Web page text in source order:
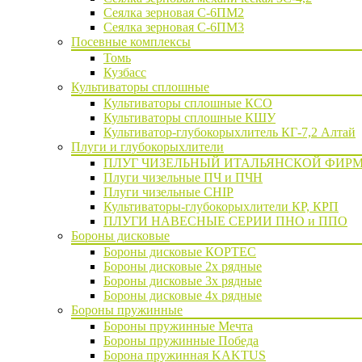
Сеялка зерновая C-6ПМ2
Сеялка зерновая С-6ПМ3
Посевные комплексы
Томь
Кузбасс
Культиваторы сплошные
Культиваторы сплошные КСО
Культиваторы сплошные КШУ
Культиватор-глубокорыхлитель КГ-7,2 Алтай
Плуги и глубокорыхлители
ПЛУГ ЧИЗЕЛЬНЫЙ ИТАЛЬЯНСКОЙ
Плуги чизельные ПЧ и ПЧН
Плуги чизельные CHIP
Культиваторы-глубокорыхлители КР, КРП
ПЛУГИ НАВЕСНЫЕ СЕРИИ ПНО и ППО
Бороны дисковые
Бороны дисковые КОРТЕС
Бороны дисковые 2х рядные
Бороны дисковые 3х рядные
Бороны дисковые 4х рядные
Бороны пружинные
Бороны пружинные Мечта
Бороны пружинные Победа
Борона пружинная KAKTUS